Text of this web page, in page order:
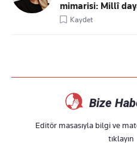
mimarisi: Millî
Kaydet
Bize
Editör masasıyla bilgi ve
tıklayın